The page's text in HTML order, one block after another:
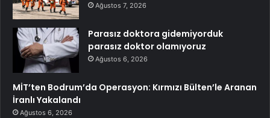
Ağustos 7, 2026
Parasız doktora gidemiyorduk
parasız doktor olamıyoruz
Ağustos 6, 2026
MİT’ten Bodrum’da Operasyon: Kırmızı Bülten’le Aranan
İranlı Yakalandı
Ağustos 6, 2026